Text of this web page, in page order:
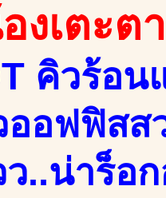
งเตะต
คิวร้อน
ออฟฟิสส
ว..น่าร็อ